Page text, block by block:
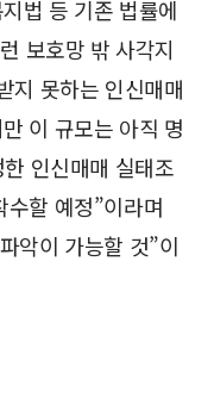
법 등 기존 법률에
보호망 밖 사각지
지 못하는 인신매매
이 규모는 아직 명
인신매매 실태조
할 예정”이라며
악이 가능할 것”이